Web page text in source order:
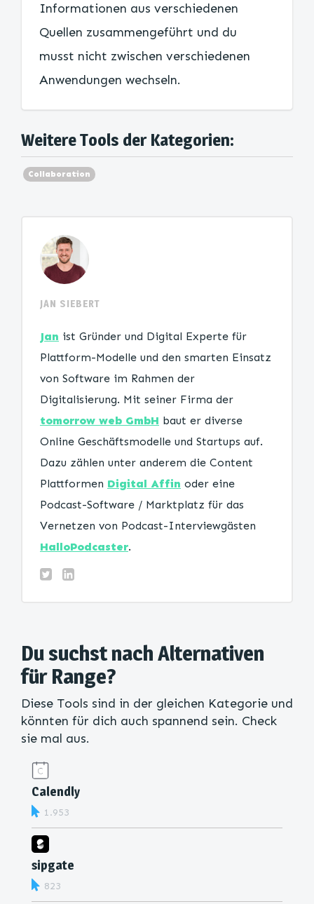
Informationen aus verschiedenen
Quellen zusammengeführt und du
musst nicht zwischen verschiedenen
Anwendungen wechseln.
Weitere Tools der Kategorien:
Collaboration
JAN SIEBERT
Jan ist Gründer und Digital Experte für
Plattform-Modelle und den smarten Einsatz
von Software im Rahmen der
Digitalisierung. Mit seiner Firma der
tomorrow web GmbH baut er diverse
Online Geschäftsmodelle und Startups auf.
Dazu zählen unter anderem die Content
Plattformen Digital Affin oder eine
Podcast-Software / Marktplatz für das
Vernetzen von Podcast-Interviewgästen
HalloPodcaster.
Du suchst nach Alternativen
für Range?
Diese Tools sind in der gleichen Kategorie und
könnten für dich auch spannend sein. Check
sie mal aus.
Calendly
1.953
sipgate
823